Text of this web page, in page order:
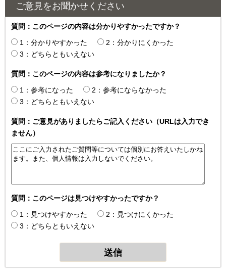
ご意見をお聞かせください
質問：このページの内容は分かりやすかったですか？
1：分かりやすかった
2：分かりにくかった
3：どちらともいえない
質問：このページの内容は参考になりましたか？
1：参考になった
2：参考にならなかった
3：どちらともいえない
質問：ご意見がありましたらご記入ください（URLは入力でき
ません）
質問：このページは見つけやすかったですか？
1：見つけやすかった
2：見つけにくかった
3：どちらともいえない